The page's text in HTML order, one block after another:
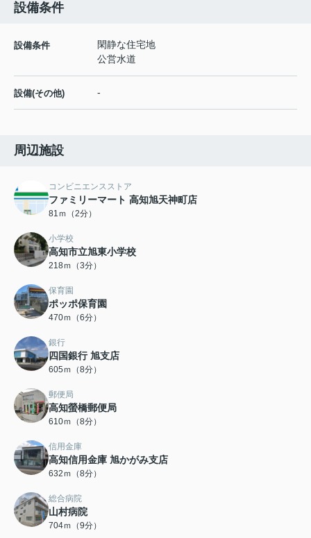
設備条件
設備条件
閑静な住宅地
公営水道
設備(その他) -
周辺施設
コンビニエンスストア
ファミリーマート 高知旭天神町店
81ｍ（2分）
小学校
高知市立旭東小学校
218ｍ（3分）
保育園
ポッポ保育園
470ｍ（6分）
銀行
四国銀行 旭支店
605ｍ（8分）
郵便局
高知螢橋郵便局
610ｍ（8分）
信用金庫
高知信用金庫 旭かがみ支店
632ｍ（8分）
総合病院
山村病院
704ｍ（9分）